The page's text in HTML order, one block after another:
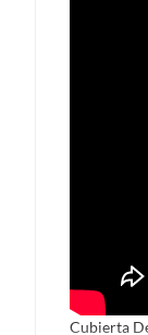
Alimentos,
Pinturas
Cubierta